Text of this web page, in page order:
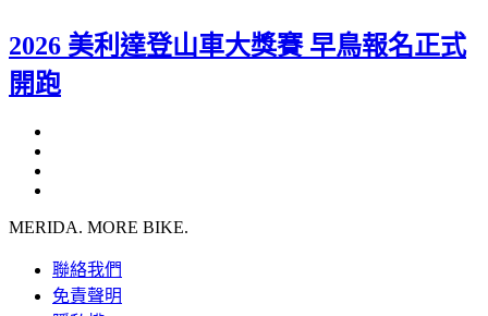
2026 美利達登山車大獎賽 早鳥報名正式
開跑
MERIDA. MORE BIKE.
聯絡我們
免責聲明